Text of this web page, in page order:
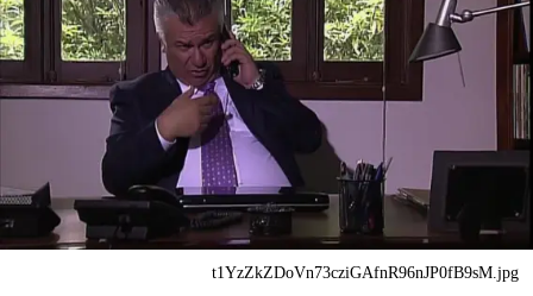
t1YzZkZDoVn73cziGAfnR96nJP0fB9sM.jpg